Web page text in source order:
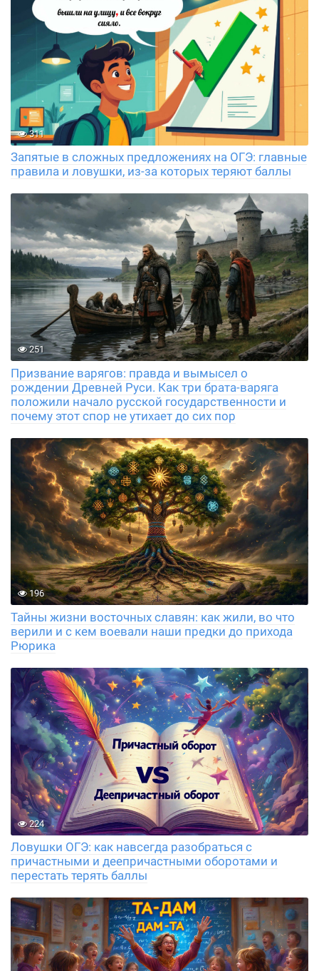
311
Запятые в сложных предложениях на ОГЭ: главные
правила и ловушки, из-за которых теряют баллы
251
Призвание варягов: правда и вымысел о
рождении Древней Руси. Как три брата-варяга
положили начало русской государственности и
почему этот спор не утихает до сих пор
196
Тайны жизни восточных славян: как жили, во что
верили и с кем воевали наши предки до прихода
Рюрика
224
Ловушки ОГЭ: как навсегда разобраться с
причастными и деепричастными оборотами и
перестать терять баллы